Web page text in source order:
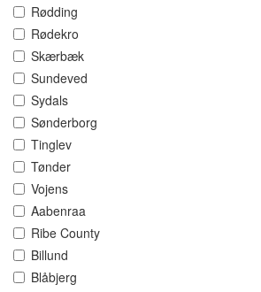
Rødding
Rødekro
Skærbæk
Sundeved
Sydals
Sønderborg
Tinglev
Tønder
Vojens
Aabenraa
Ribe County
Billund
Blåbjerg